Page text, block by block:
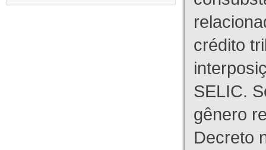
crédito
SELIC.
gênero
Decreto